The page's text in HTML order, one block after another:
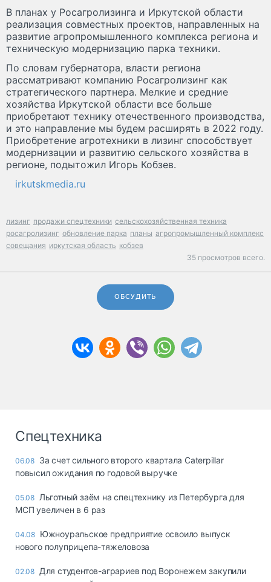
В планах у Росагролизинга и Иркутской области
реализация совместных проектов, направленных на
развитие агропромышленного комплекса региона и
техническую модернизацию парка техники.
По словам губернатора, власти региона
рассматривают компанию Росагролизинг как
стратегического партнера. Мелкие и средние
хозяйства Иркутской области все больше
приобретают технику отечественного производства,
и это направление мы будем расширять в 2022 году.
Приобретение агротехники в лизинг способствует
модернизации и развитию сельского хозяйства в
регионе, подытожил Игорь Кобзев.
irkutskmedia.ru
лизинг продажи спецтехники сельскохозяйственная техника
росагролизинг обновление парка планы агропромышленный комплекс
совещания иркутская область кобзев
35 просмотров всего.
ОБСУДИТЬ
Спецтехника
06.08 За счет сильного второго квартала Caterpillar
повысил ожидания по годовой выручке
05.08 Льготный заём на спецтехнику из Петербурга для
МСП увеличен в 6 раз
04.08 Южноуральское предприятие освоило выпуск
нового полуприцепа-тяжеловоза
02.08 Для студентов-аграриев под Воронежем закупили